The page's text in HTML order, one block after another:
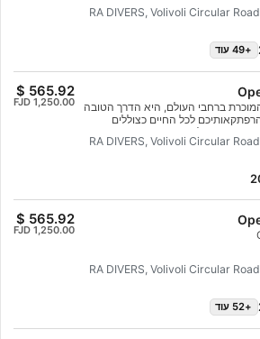
המיומנויות והניסיון הדרושים כדי
RA DIVERS, Volivoli Circular
+49 עוד
ברחבי העולם, היא הדרך הטובה
לכל החיים כצוללים
משולבת עם אימונים במים כדי
והניסיון הדרושים כדי להרגיש
בתעודת ההסמכה של תכנית
RA DIVERS, Volivoli Circular
RA DIVERS, Volivoli Circular
+52 עוד